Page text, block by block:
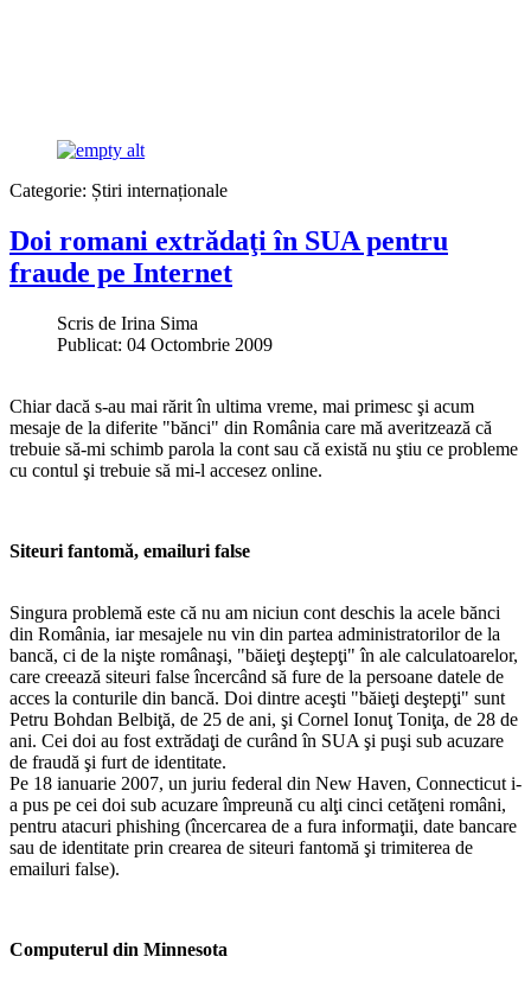
Categorie: Știri internaționale
Doi romani extrădaţi în SUA pentru
fraude pe Internet
Scris de Irina Sima
Publicat: 04 Octombrie 2009
Chiar dacă s-au mai rărit în ultima vreme, mai primesc şi acum
mesaje de la diferite "bănci" din România care mă averitzează că
trebuie să-mi schimb parola la cont sau că există nu ştiu ce probleme
cu contul şi trebuie să mi-l accesez online.
Siteuri fantomă, emailuri false
Singura problemă este că nu am niciun cont deschis la acele bănci
din România, iar mesajele nu vin din partea administratorilor de la
bancă, ci de la nişte românaşi, "băieţi deştepţi" în ale calculatoarelor,
care creează siteuri false încercând să fure de la persoane datele de
acces la conturile din bancă. Doi dintre aceşti "băieţi deştepţi" sunt
Petru Bohdan Belbiţă, de 25 de ani, şi Cornel Ionuţ Toniţa, de 28 de
ani. Cei doi au fost extrădaţi de curând în SUA şi puşi sub acuzare
de fraudă şi furt de identitate.
Pe 18 ianuarie 2007, un juriu federal din New Haven, Connecticut i-
a pus pe cei doi sub acuzare împreună cu alţi cinci cetăţeni români,
pentru atacuri phishing (încercarea de a fura informaţii, date bancare
sau de identitate prin crearea de siteuri fantomă şi trimiterea de
emailuri false).
Computerul din Minnesota